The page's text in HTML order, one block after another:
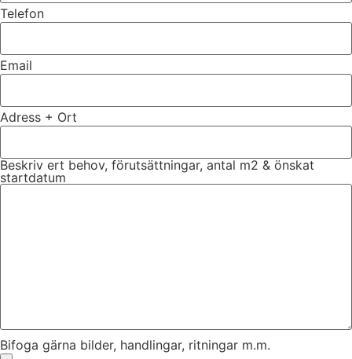
Telefon
Email
Adress + Ort
Beskriv ert behov, förutsättningar, antal m2 & önskat
startdatum
Bifoga gärna bilder, handlingar, ritningar m.m.